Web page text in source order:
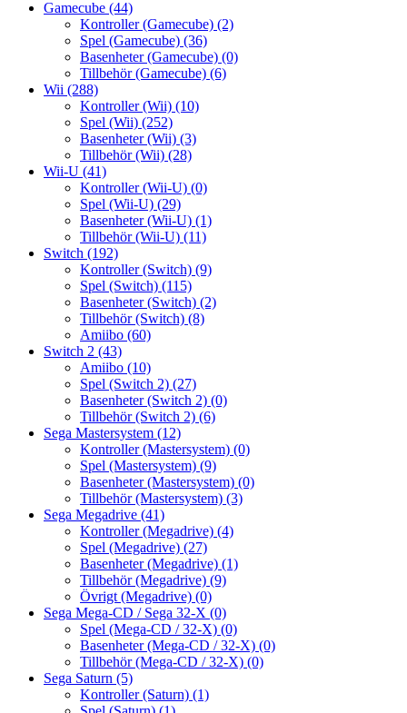
Gamecube (44)
Kontroller (Gamecube) (2)
Spel (Gamecube) (36)
Basenheter (Gamecube) (0)
Tillbehör (Gamecube) (6)
Wii (288)
Kontroller (Wii) (10)
Spel (Wii) (252)
Basenheter (Wii) (3)
Tillbehör (Wii) (28)
Wii-U (41)
Kontroller (Wii-U) (0)
Spel (Wii-U) (29)
Basenheter (Wii-U) (1)
Tillbehör (Wii-U) (11)
Switch (192)
Kontroller (Switch) (9)
Spel (Switch) (115)
Basenheter (Switch) (2)
Tillbehör (Switch) (8)
Amiibo (60)
Switch 2 (43)
Amiibo (10)
Spel (Switch 2) (27)
Basenheter (Switch 2) (0)
Tillbehör (Switch 2) (6)
Sega Mastersystem (12)
Kontroller (Mastersystem) (0)
Spel (Mastersystem) (9)
Basenheter (Mastersystem) (0)
Tillbehör (Mastersystem) (3)
Sega Megadrive (41)
Kontroller (Megadrive) (4)
Spel (Megadrive) (27)
Basenheter (Megadrive) (1)
Tillbehör (Megadrive) (9)
Övrigt (Megadrive) (0)
Sega Mega-CD / Sega 32-X (0)
Spel (Mega-CD / 32-X) (0)
Basenheter (Mega-CD / 32-X) (0)
Tillbehör (Mega-CD / 32-X) (0)
Sega Saturn (5)
Kontroller (Saturn) (1)